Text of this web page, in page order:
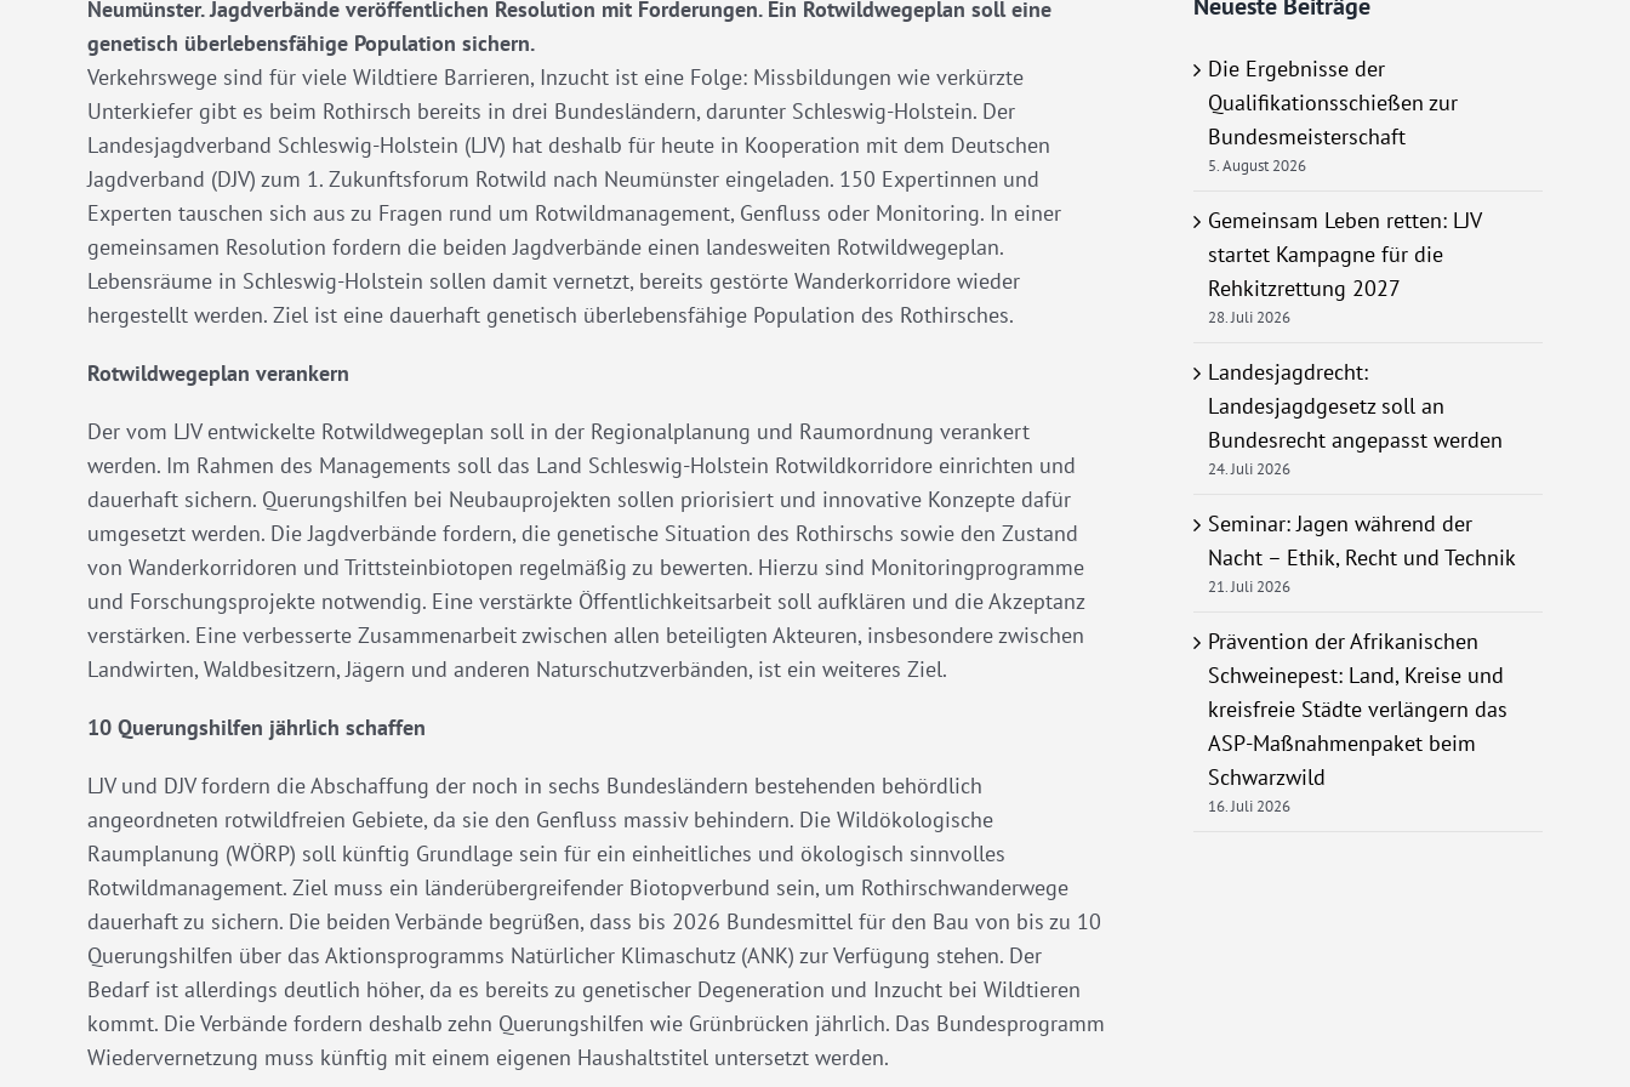
Neumünster. Jagdverbände veröffentlichen Resolution mit Forderungen. Ein Rotwildwegeplan soll eine
genetisch überlebensfähige Population sichern.
Verkehrswege sind für viele Wildtiere Barrieren, Inzucht ist eine Folge: Missbildungen wie verkürzte
Unterkiefer gibt es beim Rothirsch bereits in drei Bundesländern, darunter Schleswig-Holstein. Der
Landesjagdverband Schleswig-Holstein (LJV) hat deshalb für heute in Kooperation mit dem Deutschen
Jagdverband (DJV) zum 1. Zukunftsforum Rotwild nach Neumünster eingeladen. 150 Expertinnen und
Experten tauschen sich aus zu Fragen rund um Rotwildmanagement, Genfluss oder Monitoring. In einer
gemeinsamen Resolution fordern die beiden Jagdverbände einen landesweiten Rotwildwegeplan.
Lebensräume in Schleswig-Holstein sollen damit vernetzt, bereits gestörte Wanderkorridore wieder
hergestellt werden. Ziel ist eine dauerhaft genetisch überlebensfähige Population des Rothirsches.
Rotwildwegeplan verankern
Der vom LJV entwickelte Rotwildwegeplan soll in der Regionalplanung und Raumordnung verankert
werden. Im Rahmen des Managements soll das Land Schleswig-Holstein Rotwildkorridore einrichten und
dauerhaft sichern. Querungshilfen bei Neubauprojekten sollen priorisiert und innovative Konzepte dafür
umgesetzt werden. Die Jagdverbände fordern, die genetische Situation des Rothirschs sowie den Zustand
von Wanderkorridoren und Trittsteinbiotopen regelmäßig zu bewerten. Hierzu sind Monitoringprogramme
und Forschungsprojekte notwendig. Eine verstärkte Öffentlichkeitsarbeit soll aufklären und die Akzeptanz
verstärken. Eine verbesserte Zusammenarbeit zwischen allen beteiligten Akteuren, insbesondere zwischen
Landwirten, Waldbesitzern, Jägern und anderen Naturschutzverbänden, ist ein weiteres Ziel.
10 Querungshilfen jährlich schaffen
LJV und DJV fordern die Abschaffung der noch in sechs Bundesländern bestehenden behördlich
angeordneten rotwildfreien Gebiete, da sie den Genfluss massiv behindern. Die Wildökologische
Raumplanung (WÖRP) soll künftig Grundlage sein für ein einheitliches und ökologisch sinnvolles
Rotwildmanagement. Ziel muss ein länderübergreifender Biotopverbund sein, um Rothirschwanderwege
dauerhaft zu sichern. Die beiden Verbände begrüßen, dass bis 2026 Bundesmittel für den Bau von bis zu 10
Querungshilfen über das Aktionsprogramms Natürlicher Klimaschutz (ANK) zur Verfügung stehen. Der
Bedarf ist allerdings deutlich höher, da es bereits zu genetischer Degeneration und Inzucht bei Wildtieren
kommt. Die Verbände fordern deshalb zehn Querungshilfen wie Grünbrücken jährlich. Das Bundesprogramm
Wiedervernetzung muss künftig mit einem eigenen Haushaltstitel untersetzt werden.
Die Ergebnisse der
Qualifikationsschießen zur
Bundesmeisterschaft
5. August 2026
Gemeinsam Leben retten: LJV
startet Kampagne für die
Rehkitzrettung 2027
28. Juli 2026
Landesjagdrecht:
Landesjagdgesetz soll an
Bundesrecht angepasst werden
24. Juli 2026
Seminar: Jagen während der
Nacht – Ethik, Recht und Technik
21. Juli 2026
Prävention der Afrikanischen
Schweinepest: Land, Kreise und
kreisfreie Städte verlängern das
ASP-Maßnahmenpaket beim
Schwarzwild
16. Juli 2026